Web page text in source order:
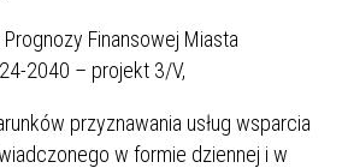
Finansowej Miasta
2040 – projekt 3/V,
przyznawania usług wsparcia
w formie dziennej i w